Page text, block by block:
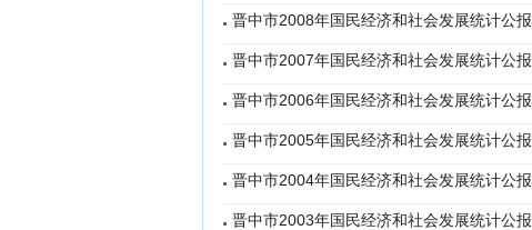
晋中市2008年国民经济和社会发展统计公报
晋中市2007年国民经济和社会发展统计公报
晋中市2006年国民经济和社会发展统计公报
晋中市2005年国民经济和社会发展统计公报
晋中市2004年国民经济和社会发展统计公报
晋中市2003年国民经济和社会发展统计公报